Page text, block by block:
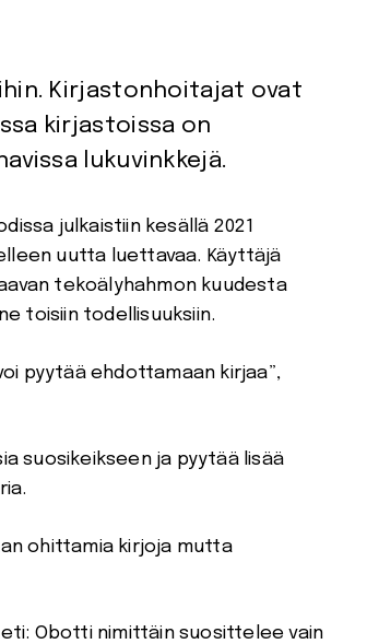
Kirjastonhoitajat ovat
kirjastoissa on
lukuvinkkejä.
uutta luettavaa. Käyttäjä
tekoälyhahmon kuudesta
toisiin todellisuuksiin.
pyytää ehdottamaan kirjaa”,
suosikeikseen ja pyytää lisää
ohittamia kirjoja mutta
Obotti nimittäin suosittelee vain